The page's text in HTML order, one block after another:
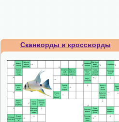
Сканворды и кроссворды